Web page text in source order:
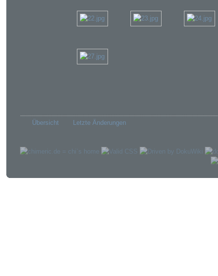
Übersicht Letzte Änderungen